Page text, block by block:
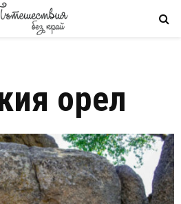
орел